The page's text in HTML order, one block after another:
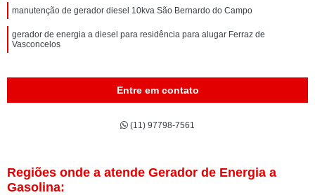
manutenção de gerador diesel 10kva São Bernardo do Campo
gerador de energia a diesel para residência para alugar Ferraz de
Vasconcelos
Entre em contato
(11) 97798-7561
Regiões onde a atende Gerador de Energia a
Gasolina: